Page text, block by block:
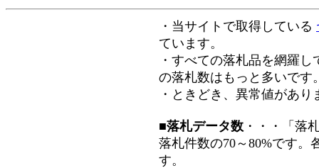
・当サイトで取得している
ています。
・すべての落札品を網羅
の落札数はもっと多いです
・ときどき、異常値があ
■落札データ数 ・・・「落
落札件数の70～80%です。
す。